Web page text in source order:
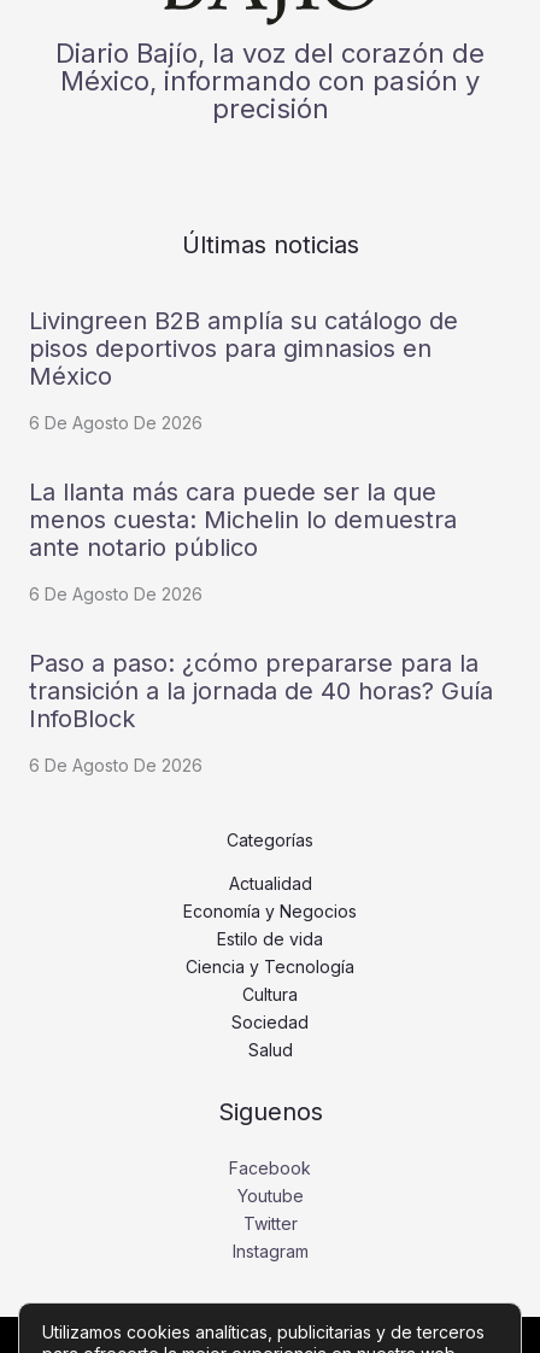
Diario Bajío, la voz del corazón de
México, informando con pasión y
precisión
Últimas noticias
Livingreen B2B amplía su catálogo de
pisos deportivos para gimnasios en
México
6 De Agosto De 2026
La llanta más cara puede ser la que
menos cuesta: Michelin lo demuestra
ante notario público
6 De Agosto De 2026
Paso a paso: ¿cómo prepararse para la
transición a la jornada de 40 horas? Guía
InfoBlock
6 De Agosto De 2026
Categorías
Actualidad
Economía y Negocios
Estilo de vida
Ciencia y Tecnología
Cultura
Sociedad
Salud
Siguenos
Facebook
Youtube
Twitter
Instagram
Utilizamos cookies analíticas, publicitarias y de terceros